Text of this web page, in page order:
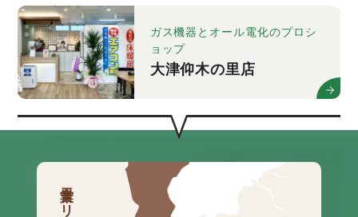
ガス機器とオール電化のプロシ
ョップ
大津仰木の里店
営業エリア